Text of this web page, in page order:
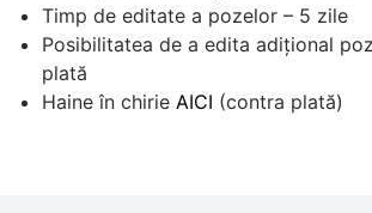
Timp de editate a pozelor – 5 zile
Posibilitatea de a edita adițional
plată
Haine în chirie AICI (сontra plată)